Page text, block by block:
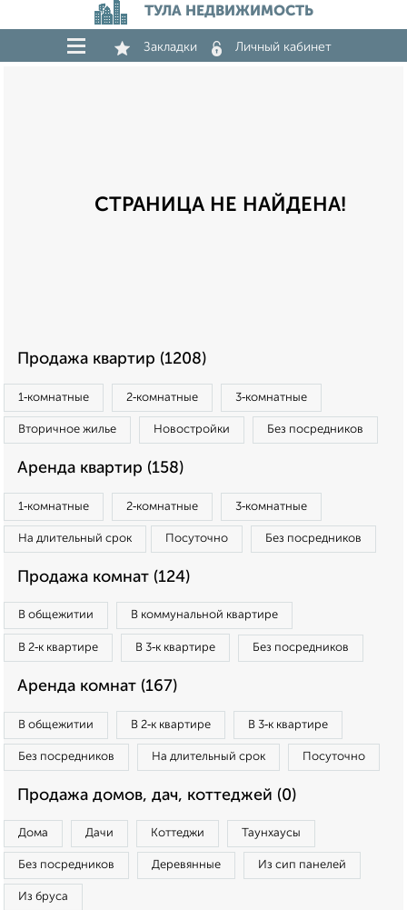
ТУЛА НЕДВИЖИМОСТЬ
Закладки Личный кабинет
СТРАНИЦА НЕ НАЙДЕНА!
Продажа квартир (1208)
1‑комнатные 2‑комнатные 3‑комнатные
Вторичное жилье Новостройки Без посредников
Аренда квартир (158)
1‑комнатные 2‑комнатные 3‑комнатные
На длительный срок Посуточно Без посредников
Продажа комнат (124)
В общежитии В коммунальной квартире
В 2‑к квартире В 3‑к квартире Без посредников
Аренда комнат (167)
В общежитии В 2‑к квартире В 3‑к квартире
Без посредников На длительный срок Посуточно
Продажа домов, дач, коттеджей (0)
Дома Дачи Коттеджи Таунхаусы
Без посредников Деревянные Из сип панелей
Из бруса